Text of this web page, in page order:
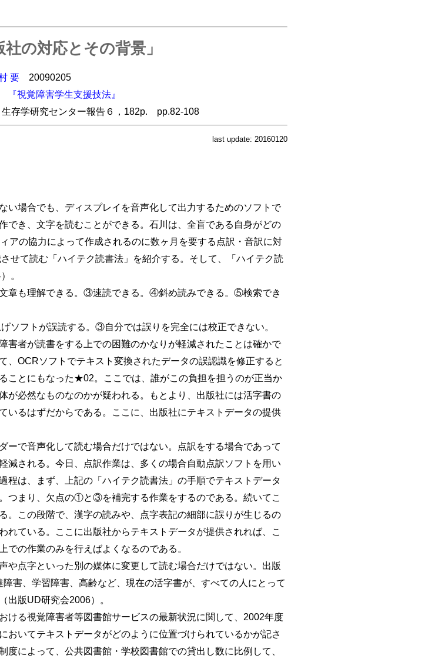
の対応とその背景」
要 20090205
『視覚障害学生支援技法』
存学研究センター報告６，182p. pp.82-108
last update: 20160120
場合でも、ディスプレイを音声化して出力するためのソフトで
でき、文字を読むことができる。石川は、全盲である自身がどの
アの協力によって作成されるのに数ヶ月を要する点訳・音訳に対
せて読む「ハイテク読書法」を紹介する。そして、「ハイテク読
。
も理解できる。③速読できる。④斜め読みできる。⑤検索でき
フトが誤読する。③自分では誤りを完全には校正できない。
者が読書をする上での困難のかなりが軽減されたことは確かで
OCRソフトでテキスト変換されたデータの誤認識を修正すると
ことにもなった★02。ここでは、誰がこの負担を担うのが正当か
が必然なものなのかが疑われる。もとより、出版社には活字書の
いるはずだからである。ここに、出版社にテキストデータの提供
で音声化して読む場合だけではない。点訳をする場合であって
減される。今日、点訳作業は、多くの場合自動点訳ソフトを用い
程は、まず、上記の「ハイテク読書法」の手順でテキストデータ
つまり、欠点の①と③を補完する作業をするのである。続いてこ
。この段階で、漢字の読みや、点字表記の細部に誤りが生じるの
れている。ここに出版社からテキストデータが提供されれば、こ
の作業のみを行えばよくなるのである。
点字といった別の媒体に変更して読む場合だけではない。出版
害、学習障害、高齢など、現在の活字書が、すべての人にとって
出版UD研究会2006）。
る視覚障害者等図書館サービスの最新状況に関して、2002年度
おいてテキストデータがどのように位置づけられているかが記さ
によって、公共図書館・学校図書館での貸出し数に比例して、